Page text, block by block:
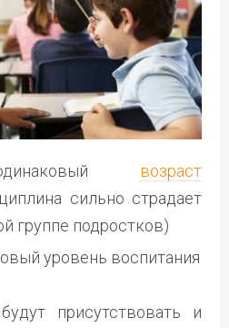
возраст
сильно страдает
группе подростков)
уровень воспитания
присутствовать и